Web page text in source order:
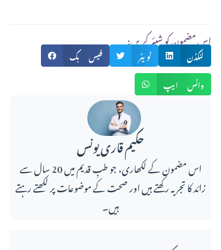
:اس مضمون کو شیئر کریں
فیس بک ٹویٹر
لنکڈن
واٹس ایپ
حکیم قاری یونس
اس مضمون کے لکھاری، جو طبِ قدیم میں 20 سال سے
زائد کا تجربہ رکھتے ہیں اور صحت کے موضوعات پر لکھتے رہتے
ہیں۔